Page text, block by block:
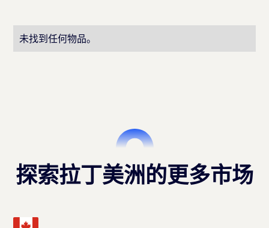
未找到任何物品。
探索拉丁美洲的更多市场